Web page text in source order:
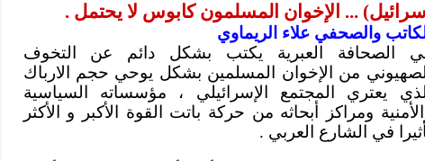
إسرائيل) ... الإخوان المسلمون كابوس لا يحتمل .
والصحفي علاء الريماوي
الصحافة العبرية يكتب بشكل دائم عن التخوف
الصهيوني من الإخوان المسلمين بشكل يوحي حجم الارباك
الذي يعتري المجتمع الإسرائيلي ، مؤسساته السياسية
ومراكز أبحاثه من حركة باتت القوة الأكبر و الأكثر
في الشارع العربي .